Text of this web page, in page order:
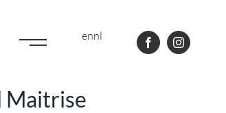
ennl
Maitrise